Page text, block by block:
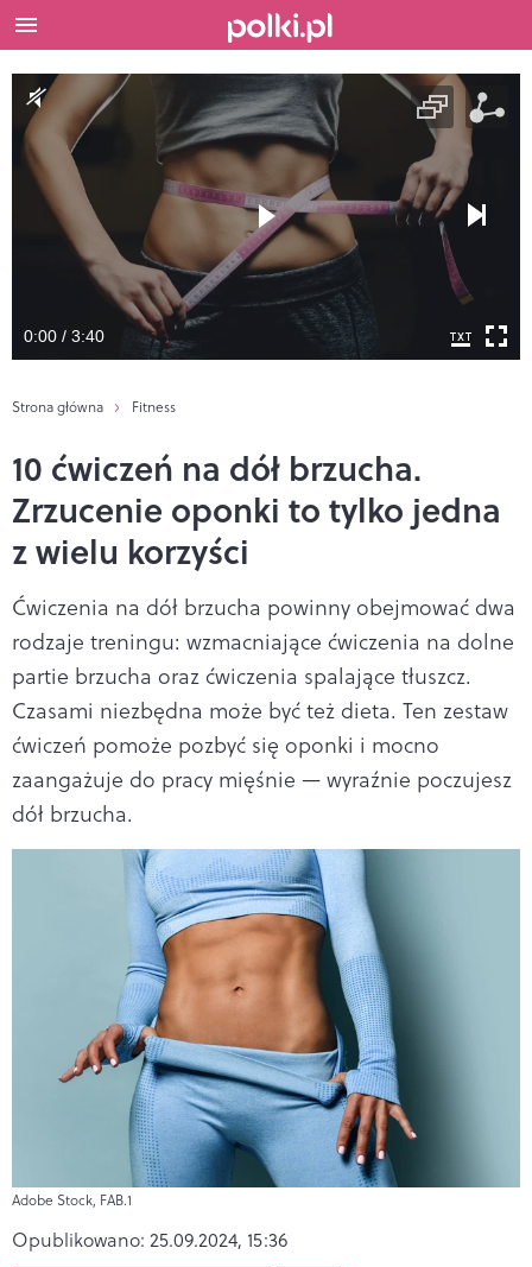
0:00 / 3:40
Strona główna Fitness
10 ćwiczeń na dół brzucha.
Zrzucenie oponki to tylko jedna
z wielu korzyści
Ćwiczenia na dół brzucha powinny obejmować dwa
rodzaje treningu: wzmacniające ćwiczenia na dolne
partie brzucha oraz ćwiczenia spalające tłuszcz.
Czasami niezbędna może być też dieta. Ten zestaw
ćwiczeń pomoże pozbyć się oponki i mocno
zaangażuje do pracy mięśnie — wyraźnie poczujesz
dół brzucha.
Adobe Stock, FAB.1
Opublikowano: 25.09.2024, 15:36